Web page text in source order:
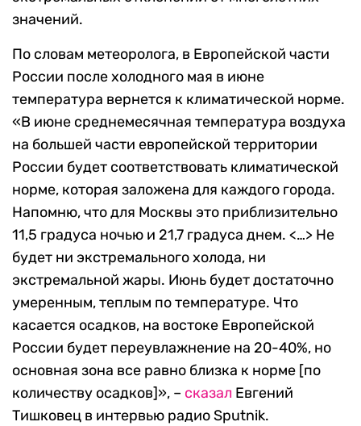
значений.
По словам метеоролога, в Европейской части
России после холодного мая в июне
температура вернется к климатической норме.
«В июне среднемесячная температура воздуха
на большей части европейской территории
России будет соответствовать климатической
норме, которая заложена для каждого города.
Напомню, что для Москвы это приблизительно
11,5 градуса ночью и 21,7 градуса днем. <…> Не
будет ни экстремального холода, ни
экстремальной жары. Июнь будет достаточно
умеренным, теплым по температуре. Что
касается осадков, на востоке Европейской
России будет переувлажнение на 20-40%, но
основная зона все равно близка к норме [по
количеству осадков]», – сказал Евгений
Тишковец в интервью радио Sputnik.